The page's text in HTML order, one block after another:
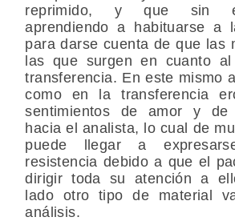
reprimido, y que sin
aprendiendo a habituarse a
para darse cuenta de que las
las que surgen en cuanto
transferencia. En este mismo
como en la transferencia
sentimientos de amor y de
hacia el analista, lo cual de
puede llegar a
resistencia debido a que el
dirigir toda su atención a
lado otro tipo de material
análisis.